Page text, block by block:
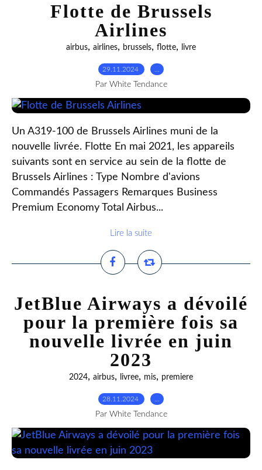
Flotte de Brussels
Airlines
airbus, airlines, brussels, flotte, livre
29.11.2024
Par White Tendance
Un A319-100 de Brussels Airlines muni de la
nouvelle livrée. Flotte En mai 2021, les appareils
suivants sont en service au sein de la flotte de
Brussels Airlines : Type Nombre d'avions
Commandés Passagers Remarques Business
Premium Economy Total Airbus...
Lire la suite
JetBlue Airways a dévoilé
pour la première fois sa
nouvelle livrée en juin
2023
2024, airbus, livree, mis, premiere
28.11.2024
Par White Tendance